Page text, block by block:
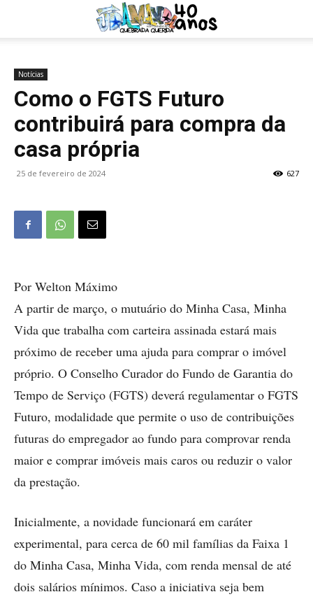
Notícias
Como o FGTS Futuro
contribuirá para compra da
casa própria
25 de fevereiro de 2024 627
Por Welton Máximo
A partir de março, o mutuário do Minha Casa, Minha
Vida que trabalha com carteira assinada estará mais
próximo de receber uma ajuda para comprar o imóvel
próprio. O Conselho Curador do Fundo de Garantia do
Tempo de Serviço (FGTS) deverá regulamentar o FGTS
Futuro, modalidade que permite o uso de contribuições
futuras do empregador ao fundo para comprovar renda
maior e comprar imóveis mais caros ou reduzir o valor
da prestação.
Inicialmente, a novidade funcionará em caráter
experimental, para cerca de 60 mil famílias da Faixa 1
do Minha Casa, Minha Vida, com renda mensal de até
dois salários mínimos. Caso a iniciativa seja bem